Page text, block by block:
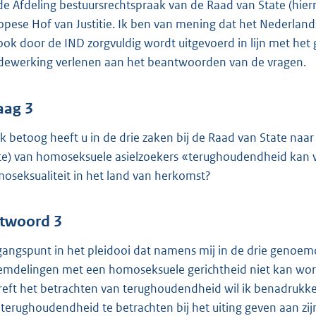
Afdeling bestuursrechtspraak van de Raad van State
Hof van Justitie. Ik ben van mening dat het
door de IND zorgvuldig wordt uitgevoerd in lijn met het
verlenen aan het beantwoorden van de vragen.
3
betoog heeft u in de drie zaken bij de Raad van State
van homoseksuele asielzoekers «terughoudendheid
in het land van herkomst?
3
in het pleidooi dat namens mij in de drie
met een homoseksuele gerichtheid niet kan
het betrachten van terughoudendheid wil ik
te betrachten bij het uiting geven aan